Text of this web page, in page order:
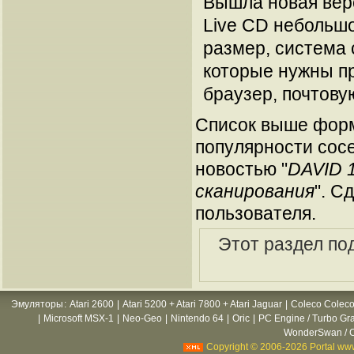
Live CD
размер, система
которые нужны
браузер,
Список выше
популярности
новостью "DAVID
сканирования".
пользователя.
Этот раздел
Эмуляторы : Atari 2600 Atari 5200 + Atari 7800 + Atari Jaguar
Coleco
Microsoft MSX-1 Neo-Geo Nintendo 64 Oric
PC Engine / Turbo
WonderSwan /
Copyright © 2006-2026 Portal